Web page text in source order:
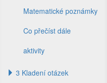
Matematické poznámky
Co přečíst dále
aktivity
3 Kladení otázek